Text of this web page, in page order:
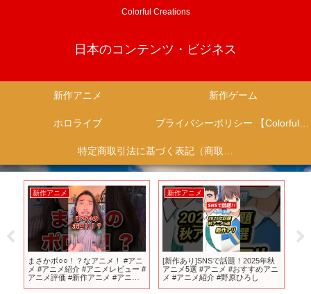
Colorful Creations
日本のコンテンツ・ビジネス
新作アニメ 新作ゲーム
ホロライブ プライバシーポリシー 【Colorful Creation】
特定商取引法に基づく表記（商取引に関する開示）
新作アニメ
まさかポ○○！？なアニメ！ #アニ
メ #アニメ紹介 #アニメレビュー #
アニメ評価 #新作アニメ #アニメ
新作アニメ
[新作あり]SNSで話題！2025年秋
アニメ5選 #アニメ #おすすめアニ
メ #アニメ紹介 #野原ひろし